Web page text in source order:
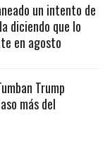
un intento de
diciendo que lo
en agosto
Trump
más del